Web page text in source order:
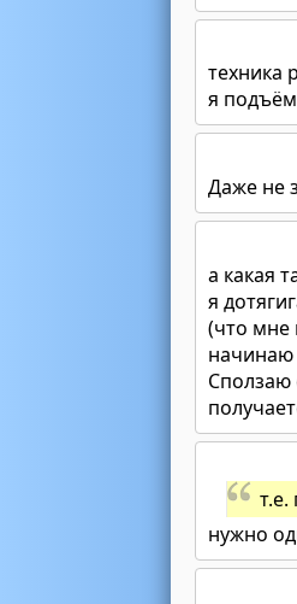
техника
я
Даже не
а какая
я
(что мне
начинаю
Сползаю
нужно